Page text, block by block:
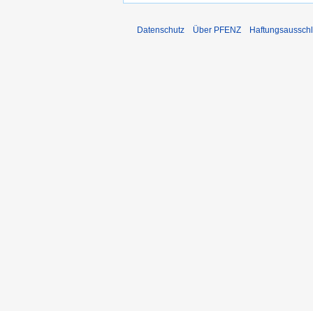
Datenschutz Über PFENZ